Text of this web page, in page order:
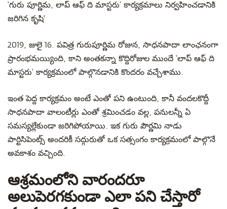
‘గురు పూర్ణిమ, లాప్ ఆఫ్ ది మాస్టరు’ కార్యక్రమాలు నిర్వహించడానికి
జరిగిన కృషి'
2019, జులై 16. పవిత్ర గురుపూర్ణిమ రోజున, సాధనపాదా లాంఛనంగా
ప్రారంభమయ్యింది, కాని అంతకన్నా కొద్దిరోజుల ముందే ‘లాప్ ఆఫ్ ది
మాస్టరు’ కార్యక్రమంలో పాల్గొనడానికి కొందరం వచ్చేశాము.
ఇంత పెద్ద కార్యక్రమం అంటే ఎంతో పని ఉంటుంది, కానీ వందలకొద్దీ
సాధనపాదా వాలంటీర్లు ఎంతో శ్రమించడం వల్ల, పనులన్నీ ఏ
సమస్యల్లేకుండా జరిగిపోయాయి. ఇక గురు పౌర్ణమి నాడు
పార్టిసిపెంట్స్ అందరికీ సద్గురుతో ఒక సత్సంగం కార్యక్రమంలో పాల్గొనే
అవకాశం వచ్చింది.
ఆశ్రమంలోని వారందరూ
అలుపెరగకుండా ఎలా పని చేస్తారో